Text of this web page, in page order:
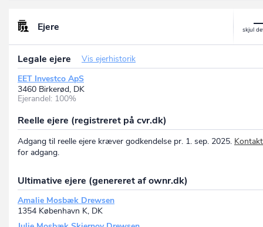
Ejere
Legale ejere
Vis ejerhistorik
EET Investco ApS
3460 Birkerød, DK
Ejerandel: 100%
Reelle ejere (registreret på cvr.dk)
Adgang til reelle ejere kræver godkendelse pr. 1. sep. 2025.
for adgang.
Ultimative ejere (genereret af ownr.dk)
Amalie Mosbæk Drewsen
1354 København K, DK